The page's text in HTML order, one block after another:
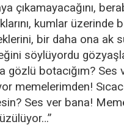
çıkamayacağını,
kumlar üzerinde
bir daha ona ak
söylüyordu
gözlü botacığım? Ses
memelerimden!
Ses ver bana!